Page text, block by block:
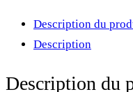
table
Description du
Description
Description du